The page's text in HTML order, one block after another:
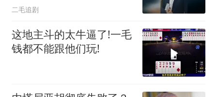
二毛追剧
这地主斗的太牛逼了!一毛
钱都不能跟他们玩!